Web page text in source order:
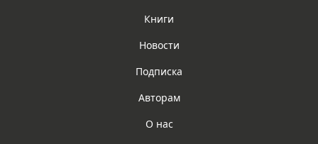
Книги
Новости
Подписка
Авторам
О нас